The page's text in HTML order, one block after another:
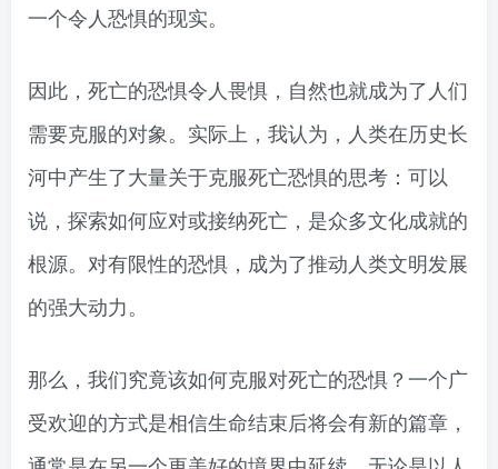
一个令人恐惧的现实。
因此，死亡的恐惧令人畏惧，自然也就成为了人们
需要克服的对象。实际上，我认为，人类在历史长
河中产生了大量关于克服死亡恐惧的思考：可以
说，探索如何应对或接纳死亡，是众多文化成就的
根源。对有限性的恐惧，成为了推动人类文明发展
的强大动力。
那么，我们究竟该如何克服对死亡的恐惧？一个广
受欢迎的方式是相信生命结束后将会有新的篇章，